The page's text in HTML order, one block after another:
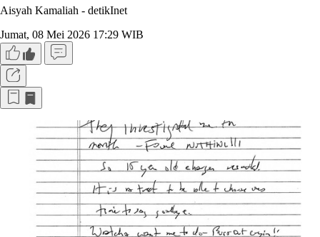
Aisyah Kamaliah - detikInet
Jumat, 08 Mei 2026 17:29 WIB